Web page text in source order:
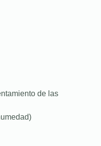
de las